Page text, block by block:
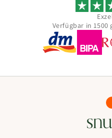
Verfügbar in